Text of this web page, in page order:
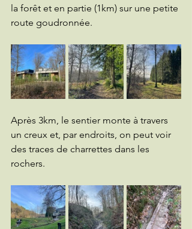
la forêt et en partie (1km) sur une petite
route goudronnée.
Après 3km, le sentier monte à travers
un creux et, par endroits, on peut voir
des traces de charrettes dans les
rochers.